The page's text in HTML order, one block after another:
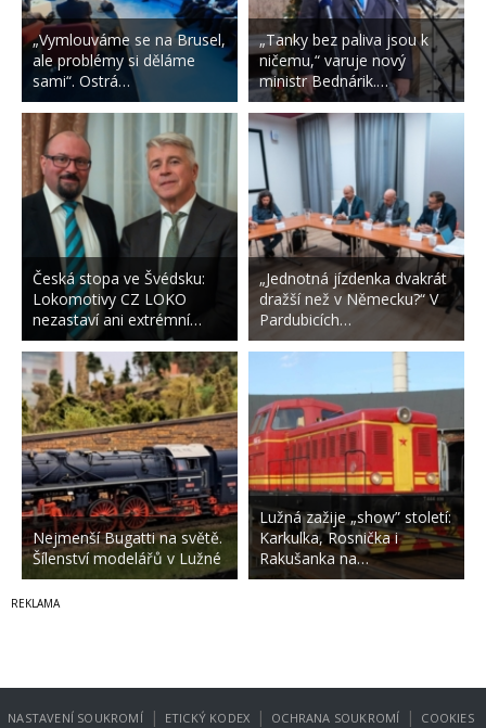
„Vymlouváme se na Brusel,
ale problémy si děláme
sami“. Ostrá…
Česká stopa ve Švédsku:
Lokomotivy CZ LOKO
nezastaví ani extrémní…
Nejmenší Bugatti na světě.
Šílenství modelářů v Lužné
„Tanky bez paliva jsou k
ničemu,“ varuje nový
ministr Bednárik.…
„Jednotná jízdenka dvakrát
dražší než v Německu?“ V
Pardubicích…
Lužná zažije „show” století:
Karkulka, Rosnička i
Rakušanka na…
NASTAVENÍ SOUKROMÍ | ETICKÝ KODEX | OCHRANA SOUKROMÍ | COOKIES